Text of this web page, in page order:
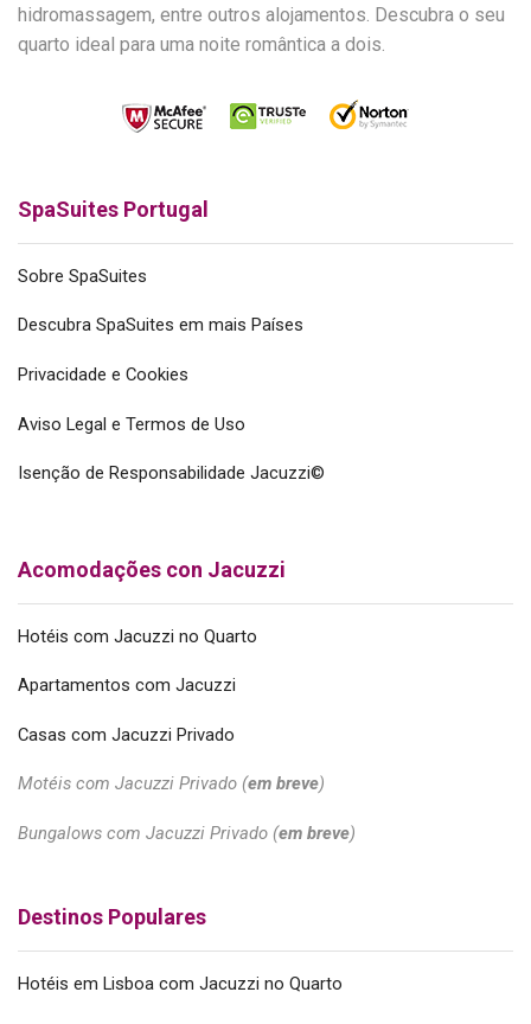
hidromassagem, entre outros alojamentos. Descubra o seu
quarto ideal para uma noite romântica a dois.
SpaSuites Portugal
Sobre SpaSuites
Descubra SpaSuites em mais Países
Privacidade e Cookies
Aviso Legal e Termos de Uso
Isenção de Responsabilidade Jacuzzi©
Acomodações con Jacuzzi
Hotéis com Jacuzzi no Quarto
Apartamentos com Jacuzzi
Casas com Jacuzzi Privado
Motéis com Jacuzzi Privado (em breve)
Bungalows com Jacuzzi Privado (em breve)
Destinos Populares
Hotéis em Lisboa com Jacuzzi no Quarto